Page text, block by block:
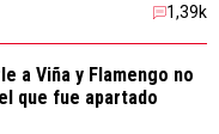
1,39k
a Viña y Flamengo no
que fue apartado